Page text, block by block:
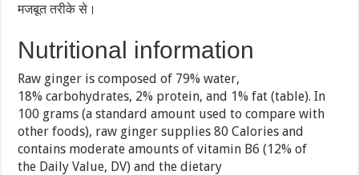
मजबूत तरीके से।
Nutritional information
Raw ginger is composed of 79% water,
18% carbohydrates, 2% protein, and 1% fat (table). In
100 grams (a standard amount used to compare with
other foods), raw ginger supplies 80 Calories and
contains moderate amounts of vitamin B6 (12% of
the Daily Value, DV) and the dietary